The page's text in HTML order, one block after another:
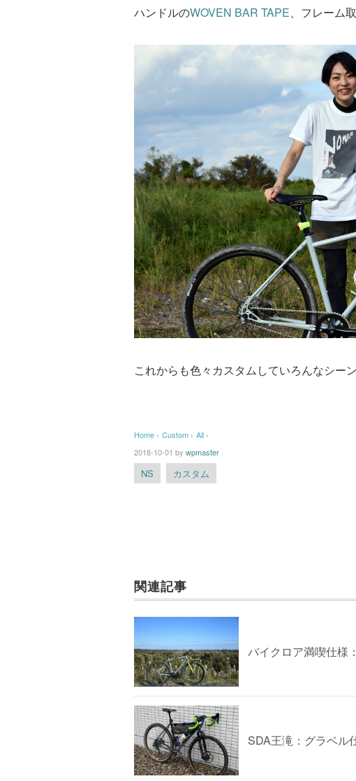
ハンドルのWOVEN BAR TAPE、フレーム
これからも色々カスタムしていろんなシー
Home › Custom › All ›
2018-10-01 by wpmaster
NS カスタム
関連記事
バイクロア満喫仕様
SDA王滝：グラベル